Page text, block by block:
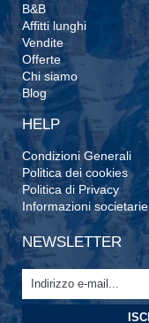
B&B
Affitti lunghi
Vendite
Offerte
Chi siamo
Blog
HELP
Condizioni Generali
Politica dei cookies
Politica di Privacy
Informazioni societarie
NEWSLETTER